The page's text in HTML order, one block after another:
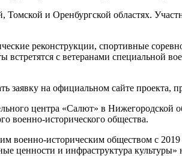
и Оренбургской областях.
реконструкции, спортивные
с ветеранами специальной
заявку на официальном сайте
центра «Салют» в
военно-исторического общества.
военно-историческим обществом с
ценности и инфраструктура